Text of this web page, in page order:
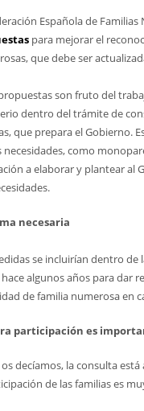
Española de
para mejorar el
que debe ser
son fruto del
dentro del trámite de
que prepara el Gobierno.
necesidades, como
a elaborar y plantear al
necesaria
se incluirían dentro de
algunos años para dar
de familia numerosa en
participación es
decíamos, la consulta está
de las familias es